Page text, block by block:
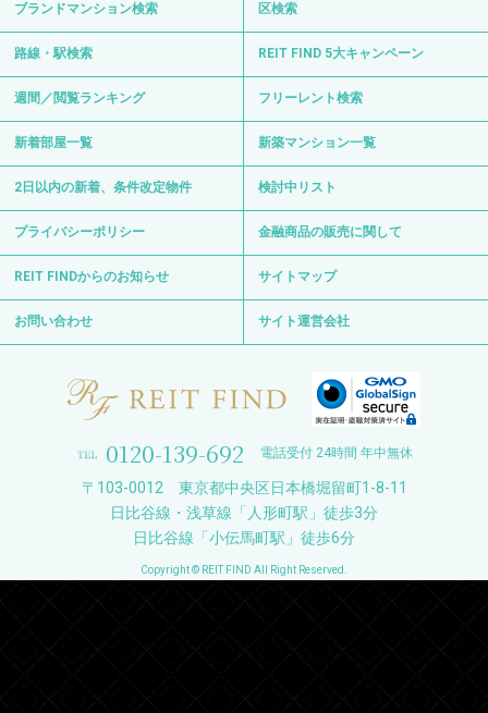
ブランドマンション検索 区検索
路線・駅検索 REIT FIND 5大キャンペーン
週間／閲覧ランキング フリーレント検索
新着部屋一覧 新築マンション一覧
2日以内の新着、条件改定物件 検討中リスト
プライバシーポリシー 金融商品の販売に関して
REIT FINDからのお知らせ サイトマップ
お問い合わせ サイト運営会社
0120-139-692 電話受付 24時間 年中無休
〒103-0012 東京都中央区日本橋堀留町1-8-11
日比谷線・浅草線「人形町駅」徒歩3分
日比谷線「小伝馬町駅」徒歩6分
Copyright © REIT FIND All Right Reserved.